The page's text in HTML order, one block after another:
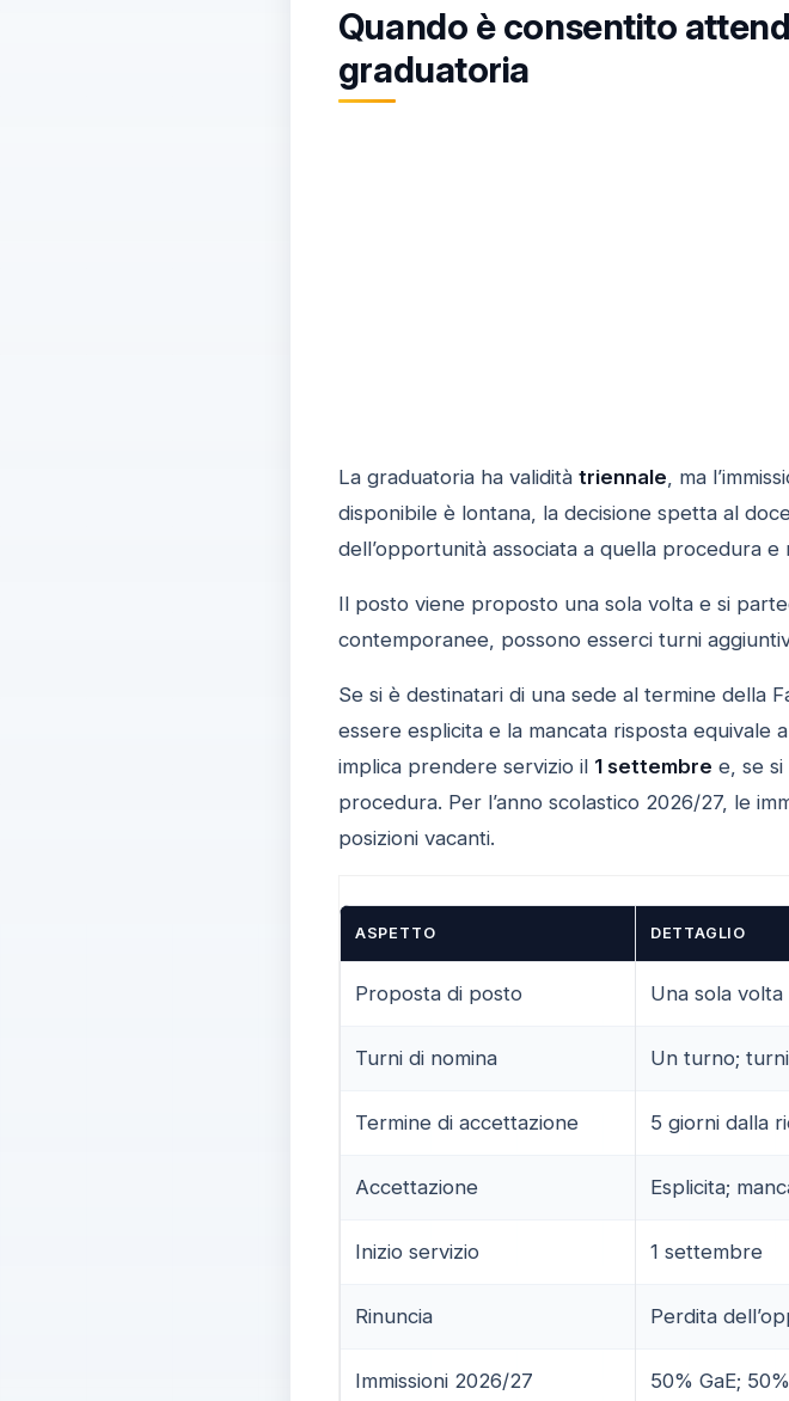
Quando è consentito
graduatoria
La graduatoria ha validità triennale , ma
disponibile è lontana, la decisione spetta al
dell’opportunità associata a quella procedura
Il posto viene proposto una sola volta e si
contemporanee, possono esserci turni
Se si è destinatari di una sede al termine della
essere esplicita e la mancata risposta equivale
implica prendere servizio il 1 settembre e, se
procedura. Per l’anno scolastico 2026/27, le
posizioni vacanti.
ASPETTO DETTAGLIO
Proposta di posto Una sola volta
Turni di nomina Un turno;
Termine di accettazione 5 giorni dalla
Accettazione Esplicita;
Inizio servizio 1 settembre
Rinuncia Perdita
Immissioni 2026/27 50% GaE;